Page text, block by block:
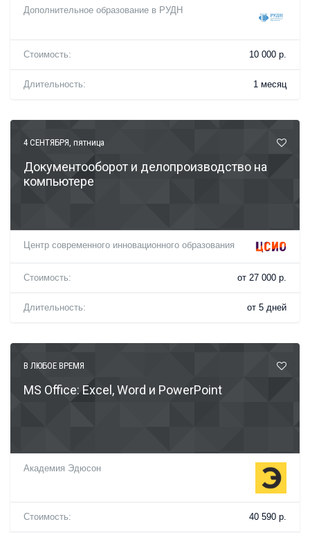
Дополнительное образование в РУДН
Стоимость: 10 000 р.
Длительность: 1 месяц
4 СЕНТЯБРЯ, пятница
Документооборот и делопроизводство на
компьютере
Центр современного инновационного образования
Стоимость: от 27 000 р.
Длительность: от 5 дней
В ЛЮБОЕ ВРЕМЯ
MS Office: Excel, Word и PowerPoint
Академия Эдюсон
Стоимость: 40 590 р.